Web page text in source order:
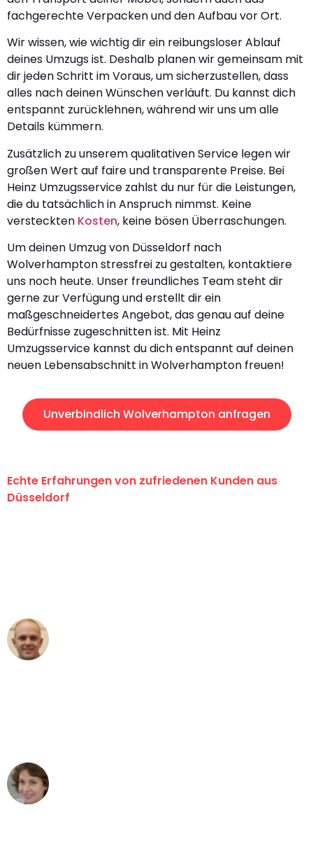
fachgerechte Verpacken und den Aufbau vor Ort.
Wir wissen, wie wichtig dir ein reibungsloser Ablauf
deines Umzugs ist. Deshalb planen wir gemeinsam mit
dir jeden Schritt im Voraus, um sicherzustellen, dass
alles nach deinen Wünschen verläuft. Du kannst dich
entspannt zurücklehnen, während wir uns um alle
Details kümmern.
Zusätzlich zu unserem qualitativen Service legen wir
großen Wert auf faire und transparente Preise. Bei
Heinz Umzugsservice zahlst du nur für die Leistungen,
die du tatsächlich in Anspruch nimmst. Keine
versteckten Kosten, keine bösen Überraschungen.
Um deinen Umzug von Düsseldorf nach
Wolverhampton stressfrei zu gestalten, kontaktiere
uns noch heute. Unser freundliches Team steht dir
gerne zur Verfügung und erstellt dir ein
maßgeschneidertes Angebot, das genau auf deine
Bedürfnisse zugeschnitten ist. Mit Heinz
Umzugsservice kannst du dich entspannt auf deinen
neuen Lebensabschnitt in Wolverhampton freuen!
Unverbindlich Wolverhampton anfragen
Echte Erfahrungen von zufriedenen Kunden aus
Düsseldorf